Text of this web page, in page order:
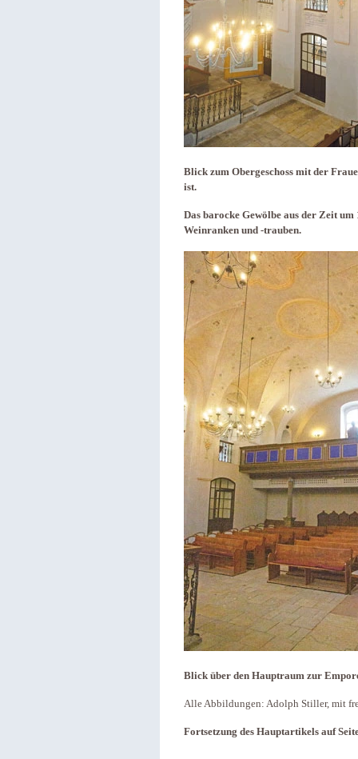
Blick zum Obergeschoss mit der
ist.
Das barocke Gewölbe aus der Zeit
Weinranken und -trauben.
Blick über den Hauptraum zur
Alle Abbildungen: Adolph Stiller, mit
Fortsetzung des Hauptartikels auf